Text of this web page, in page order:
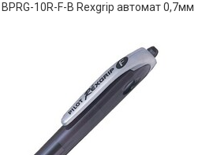
10R-F-B Rexgrip автомат 0,7мм